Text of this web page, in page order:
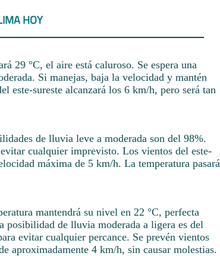
HOY
29 °C, el aire está caluroso. Se espera una
Si manejas, baja la velocidad y mantén
este-sureste alcanzará los 6 km/h, pero será tan
de lluvia leve a moderada son del 98%.
cualquier imprevisto. Los vientos del este-
máxima de 5 km/h. La temperatura pasará
mantendrá su nivel en 22 °C, perfecta
posibilidad de lluvia moderada a ligera es del
evitar cualquier percance. Se prevén vientos
aproximadamente 4 km/h, sin causar molestias.